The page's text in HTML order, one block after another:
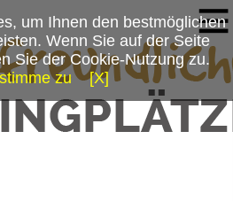
um Ihnen den bestmöglichen
Wenn Sie auf der Seite
Sie der Cookie-Nutzung zu.
zu
[X]